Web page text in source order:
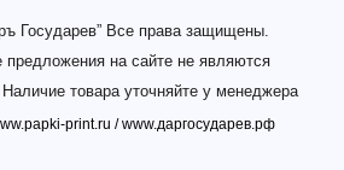
Государев” Все права защищены.
предложения на сайте не являются
товара уточняйте у менеджера
print.ru /www.даргосударев.рф